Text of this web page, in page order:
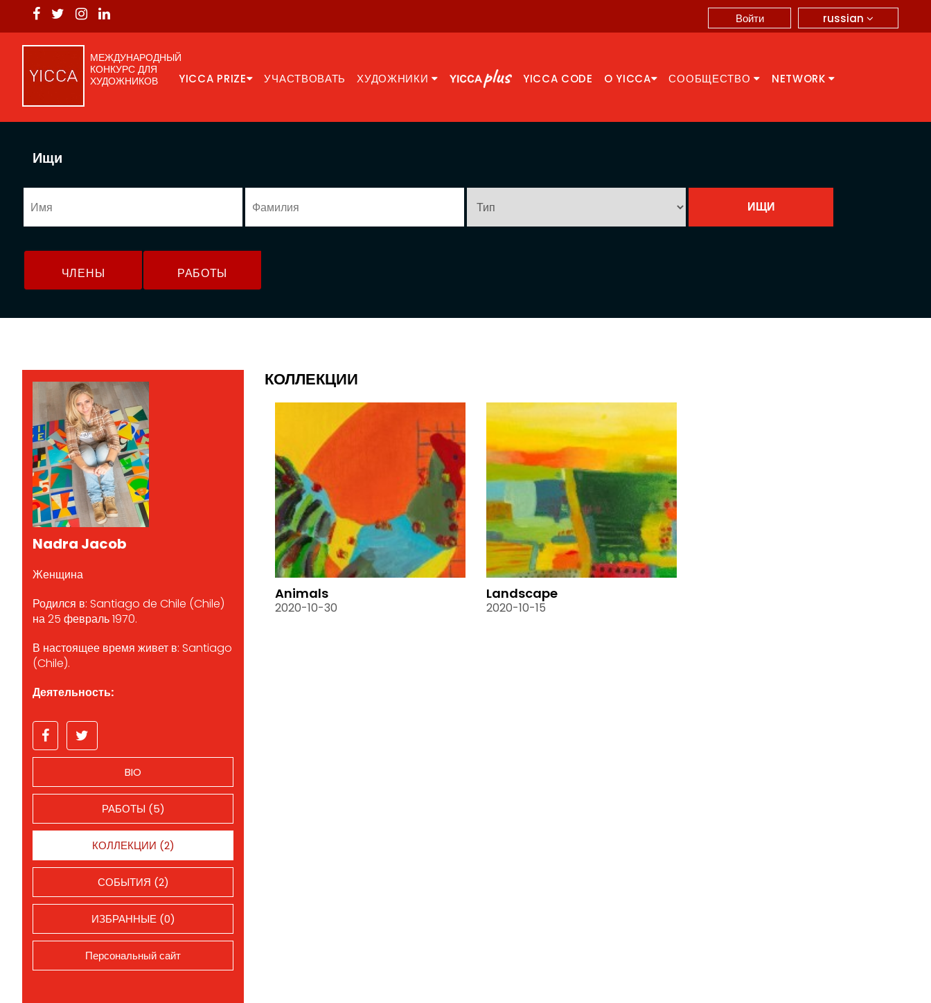
russian
Войти
МЕЖДУНАРОДНЫЙ
КОНКУРС ДЛЯ
ХУДОЖНИКОВ
YICCA PRIZE УЧАСТВОВАТЬ ХУДОЖНИКИ YICCA CODE O YICCA СООБЩЕСТВО NETWORK
Ищи
ЧЛЕНЫ РАБОТЫ
Nadra Jacob
Женщина
Родился в: Santiago de Chile (Chile)
на 25 февраль 1970.
В настоящее время живет в: Santiago
(Chile).
Деятельность:
BIO
РАБОТЫ (5)
КОЛЛЕКЦИИ (2)
СОБЫТИЯ (2)
ИЗБРАННЫЕ (0)
Персональный сайт
КОЛЛЕКЦИИ
Animals
2020-10-30
Landscape
2020-10-15